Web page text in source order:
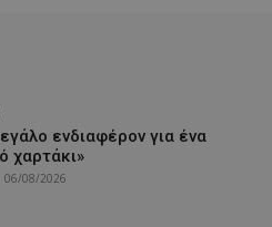
ενδιαφέρον για ένα
χαρτάκι»
06/08/2026